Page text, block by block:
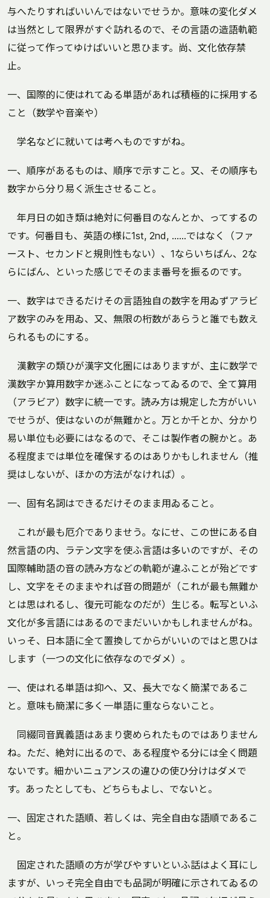
与へたりすればいいんではないでせうか。意味の変化ダメ
は当然として限界がすぐ訪れるので、その言語の造語軌範
に従って作ってゆけばいいと思ひます。尚、文化依存禁
止。
一、国際的に使はれてゐる単語があれば積極的に採用する
こと（数学や音楽や）
学名などに就いては考へものですがね。
一、順序があるものは、順序で示すこと。又、その順序も
数字から分り易く派生させること。
年月日の如き類は絶対に何番目のなんとか、ってするの
です。何番目も、英語の様に1st, 2nd, ……ではなく（ファ
ースト、セカンドと規則性もない）、1ならいちばん、2な
らにばん、といった感じでそのまま番号を振るのです。
一、数字はできるだけその言語独自の数字を用ゐずアラビ
ア数字のみを用ゐ、又、無限の桁数があらうと誰でも数え
られるものにする。
漢數字の類ひが漢字文化圏にはありますが、主に数学で
漢数字か算用数字か迷ふことになってゐるので、全て算用
（アラビア）数字に統一です。読み方は規定した方がいい
でせうが、使はないのが無難かと。万とか千とか、分かり
易い単位も必要にはなるので、そこは製作者の腕かと。あ
る程度までは単位を確保するのはありかもしれません（推
奨はしないが、ほかの方法がなければ）。
一、固有名詞はできるだけそのまま用ゐること。
これが最も厄介でありませう。なにせ、この世にある自
然言語の内、ラテン文字を使ふ言語は多いのですが、その
国際輔助語の音の読み方などの軌範が違ふことが殆どです
し、文字をそのままやれば音の問題が（これが最も無難か
とは思はれるし、復元可能なのだが）生じる。転写といふ
文化が多言語にはあるのでまだいいかもしれませんがね。
いっそ、日本語に全て置換してからがいいのではと思ひは
します（一つの文化に依存なのでダメ）。
一、使はれる単語は抑へ、又、長大でなく簡潔であるこ
と。意味も簡潔に多く一単語に重ならないこと。
同綴同音異義語はあまり褒められたものではありません
ね。ただ、絶対に出るので、ある程度やる分には全く問題
ないです。細かいニュアンスの違ひの使ひ分けはダメで
す。あったとしても、どちらもよし、でないと。
一、固定された語順、若しくは、完全自由な語順であるこ
と。
固定された語順の方が学びやすいといふ話はよく耳にし
ますが、いっそ完全自由でも品詞が明確に示されてゐるの